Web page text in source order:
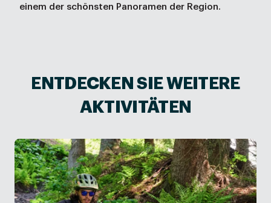
einem der schönsten Panoramen der Region.
ENTDECKEN SIE WEITERE
AKTIVITÄTEN